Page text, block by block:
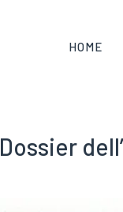
HOME